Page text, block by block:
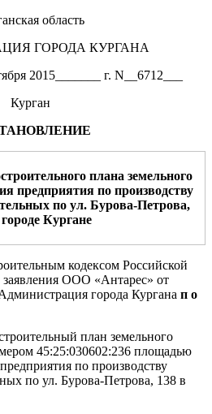
область
ГОРОДА КУРГАНА
2015_______ г. N__6712___
Курган
плана земельного
предприятия по производству
по ул. Бурова-Петрова,
Кургане
кодексом Российской
ООО «Антарес» от
города Кургана п о
план земельного
45:25:030602:236 площадью
по производству
по ул. Бурова-Петрова, 138 в